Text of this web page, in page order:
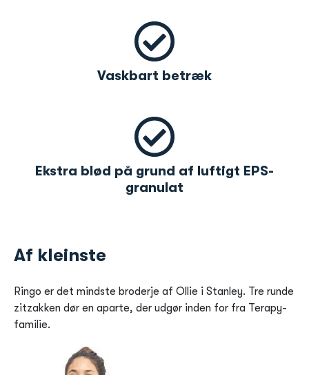
Vaskbart betræk
Ekstra blød på grund af luftigt EPS-
granulat
Af kleinste
Ringo er det mindste broderje af Ollie i Stanley. Tre runde
zitzakken dør en aparte, der udgør inden for fra Terapy-
familie.